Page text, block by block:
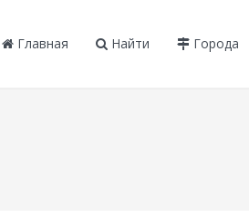
Главная Найти Города